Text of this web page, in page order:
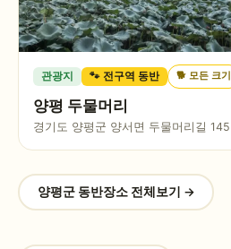
관광지 🐾 전구역 동반 🐕모든 크기
양평 두물머리
경기도 양평군 양서면 두물머리길 145
양평군동반장소 전체보기 →